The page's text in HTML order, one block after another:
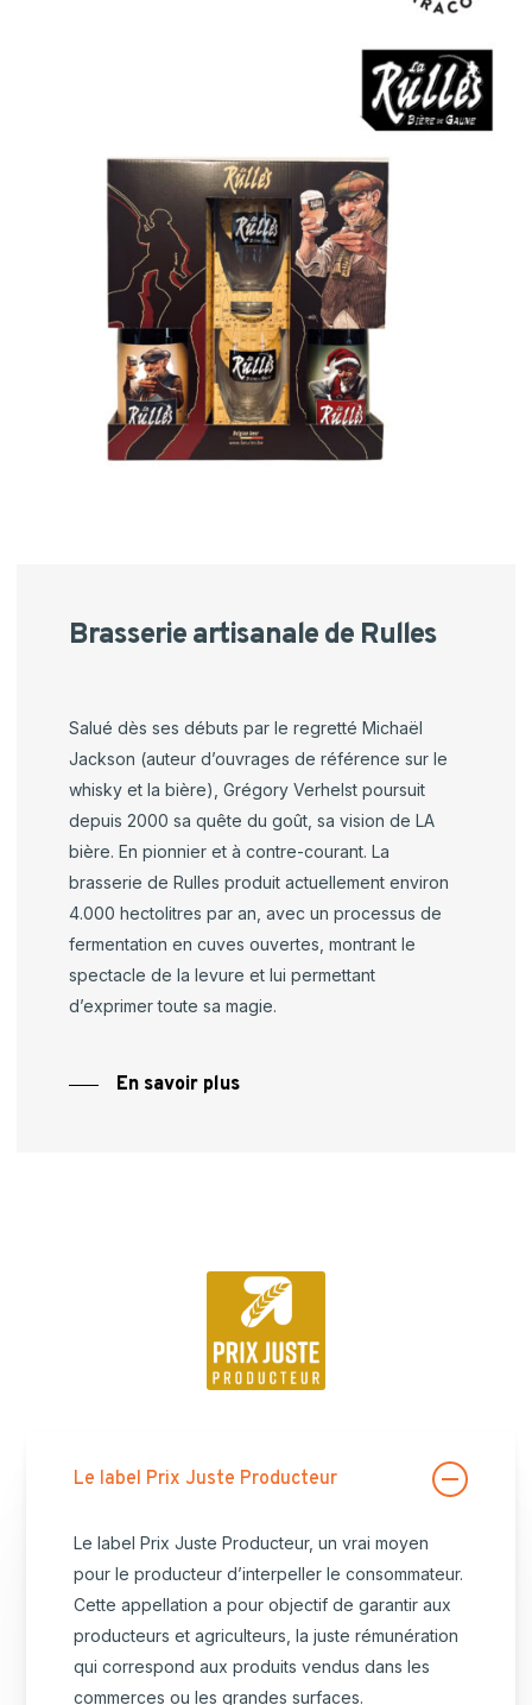
Brasserie artisanale de Rulles
Salué dès ses débuts par le regretté Michaël
Jackson (auteur d’ouvrages de référence sur le
whisky et la bière), Grégory Verhelst poursuit
depuis 2000 sa quête du goût, sa vision de LA
bière. En pionnier et à contre-courant. La
brasserie deRulles produit actuellement environ
4.000 hectolitres par an, avec un processus de
fermentation en cuves ouvertes, montrant le
spectacle de la levure et lui permettant
d’exprimer toute sa magie.
En savoir plus
Le label Prix Juste Producteur
Le label Prix Juste Producteur, un vrai moyen
pour le producteur d’interpeller le consommateur.
Cette appellation a pour objectif de garantir aux
producteurs et agriculteurs, la justerémunération
qui correspond aux produits vendus dans les
commerces ou les grandes surfaces.